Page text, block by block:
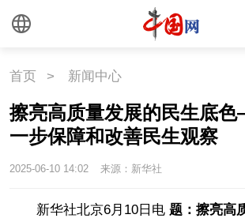
首页 > 新闻中心
擦亮高质量发展的民生底
一步保障和改善民生观察
2025-06-10 14:02 来源：新华社
新华社北京6月10日电 题：擦亮高